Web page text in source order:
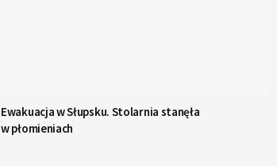
Ewakuacja w Słupsku. Stolarnia stanęła
w płomieniach